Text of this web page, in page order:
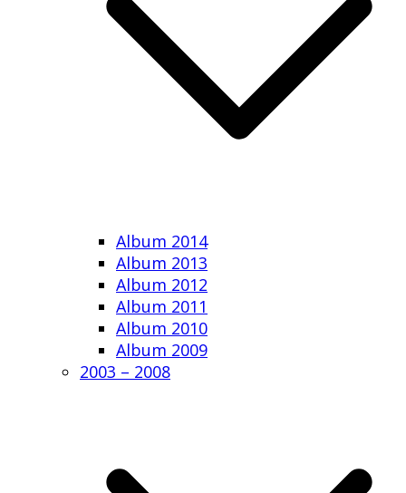
Album 2014
Album 2013
Album 2012
Album 2011
Album 2010
Album 2009
2003 – 2008